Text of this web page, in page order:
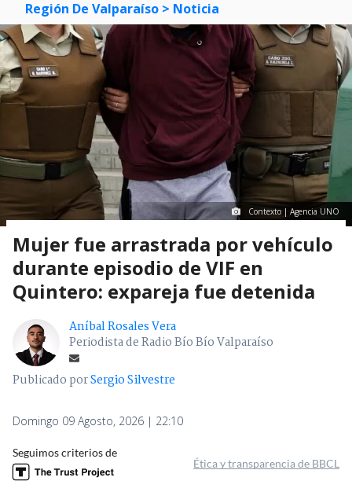
Región De Valparaíso > Noticia
Contexto | Agencia UNO
Mujer fue arrastrada por vehículo
durante episodio de VIF en
Quintero: expareja fue detenida
Aníbal Rosales Vera
Periodista de Radio Bío Bío Valparaíso
Publicado porSergio Silvestre
Domingo 09 Agosto, 2026 | 22:10
Seguimos criterios de
Ética y transparencia de BBCL